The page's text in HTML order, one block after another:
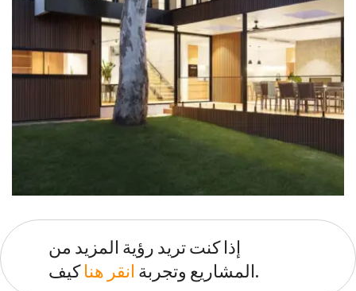
إذا كنت تريد رؤية المزيد من
المشاريع وتجربة انقر هنا كيف.